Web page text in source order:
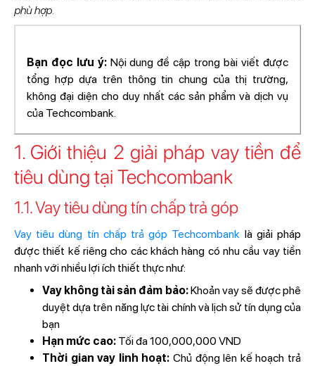
phù hợp.
Bạn đọc lưu ý:Nội dung đề cập trong bài viết được
tổng hợp dựa trên thông tin chung của thị trường,
không đại diện cho duy nhất các sản phẩm và dịch vụ
của Techcombank.
1. Giới thiệu 2 giải pháp vay tiền để
tiêu dùng tại Techcombank
1.1. Vay tiêu dùng tín chấp trả góp
Vay tiêu dùng tín chấp trả góp Techcombank là giải pháp
được thiết kế riêng cho các khách hàng có nhu cầu vay tiền
nhanh với nhiều lợi ích thiết thực như:
Vay không tài sản đảm bảo:Khoản vay sẽ được phê
duyệt dựa trên năng lực tài chính và lịch sử tín dụng của
bạn
Hạn mức cao:Tối đa 100,000,000 VND
Thời gian vay linh hoạt: Chủ động lên kế hoạch trả